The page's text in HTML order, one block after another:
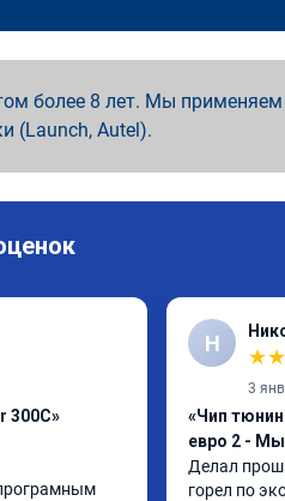
более 8 лет. Мы
(Launch, Autel).
300C»
Н
★★
3
«Чип
евро 2 -
Делал
горел по